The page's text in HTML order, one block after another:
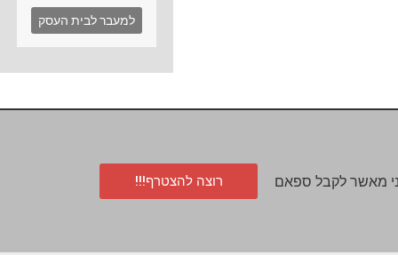
למעבר לבית העסק
מאשר לקבל ספאם רוצה להצטרף!!!